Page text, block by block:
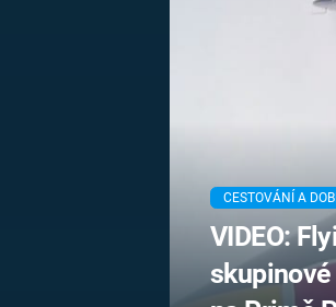
CESTOVÁNÍ A
VIDEO: